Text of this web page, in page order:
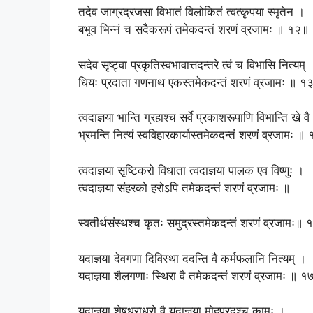
तदेव जाग्रद्रजसा विभातं विलोकितं त्वत्कृपया स्मृतेन ।
बभूव भिन्नं च सदैकरूपं तमेकदन्तं शरणं व्रजामः ॥ १२॥
सदेव सृष्ट्वा प्रकृतिस्वभावात्तदन्तरे त्वं च विभासि नित्यम्
धियः प्रदाता गणनाथ एकस्तमेकदन्तं शरणं व्रजामः ॥
त्वदाज्ञया भान्ति ग्रहाश्च सर्वे प्रकाशरूपाणि विभान्ति खे
भ्रमन्ति नित्यं स्वविहारकार्यास्तमेकदन्तं शरणं व्रजामः ॥
त्वदाज्ञया सृष्टिकरो विधाता त्वदाज्ञया पालक एव विष्णुः ।
त्वदाज्ञया संहरको हरोऽपि तमेकदन्तं शरणं व्रजामः ॥
स्वतीर्थसंस्थश्च कृतः समुद्रस्तमेकदन्तं शरणं व्रजामः॥
यदाज्ञया देवगणा दिविस्था ददन्ति वै कर्मफलानि नित्यम् ।
यदाज्ञया शैलगणाः स्थिरा वै तमेकदन्तं शरणं व्रजामः ॥